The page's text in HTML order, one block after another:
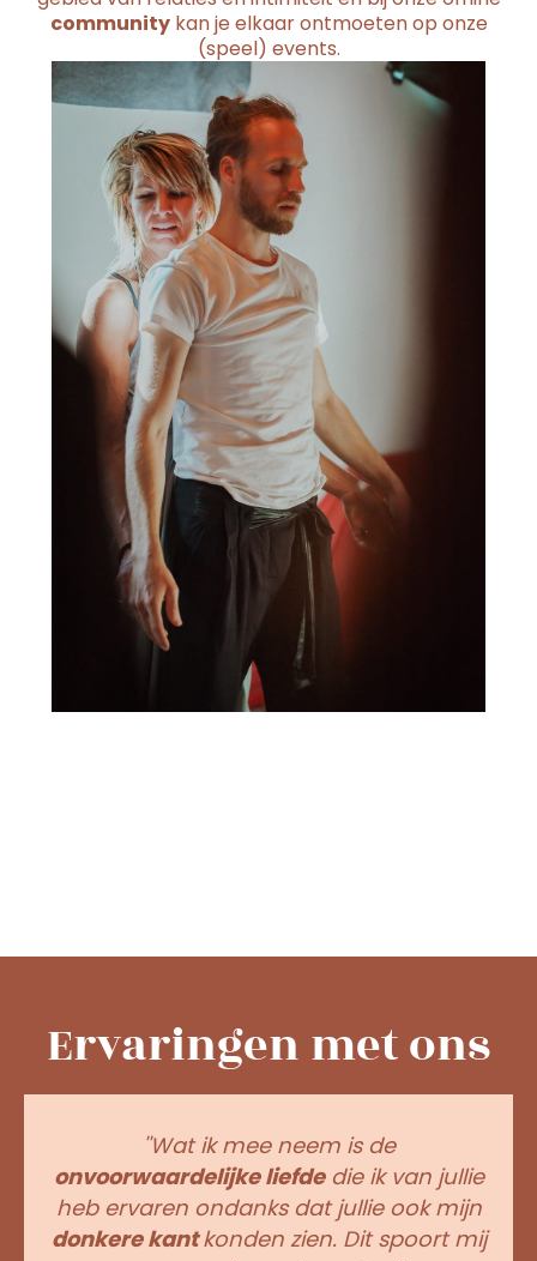
communitykan je elkaar ontmoeten op onze
(speel) events.
Ervaringen met ons
''Wat ik mee neem is de
onvoorwaardelijke liefdedie ik van jullie
heb ervaren ondanks dat jullie ook mijn
donkere kantkonden zien. Dit spoort mij